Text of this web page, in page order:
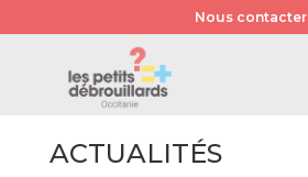
Nous contacter
ACTUALITÉS